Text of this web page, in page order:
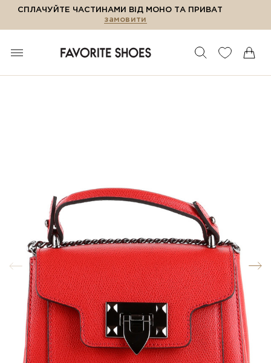
СПЛАЧУЙТЕ ЧАСТИНАМИ ВІД МОНО ТА ПРИВАТ
замовити